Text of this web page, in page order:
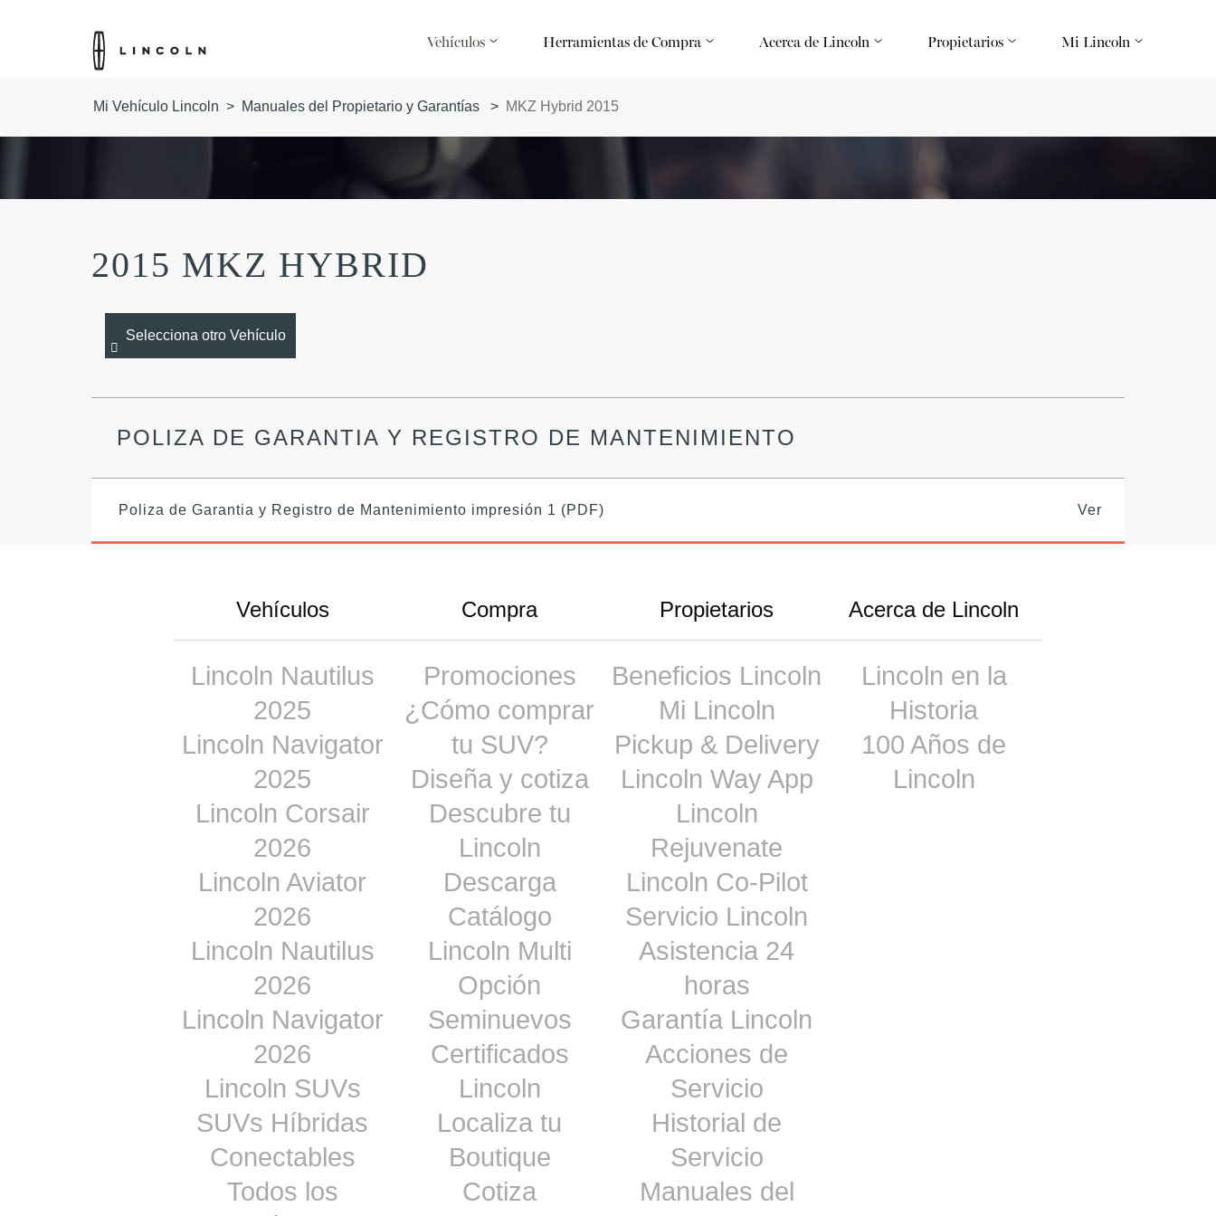
Vehículos Herramientas de Compra Acerca de Lincoln Propietarios Mi Lincoln
Mi Vehículo Lincoln > Manuales del Propietario y Garantías > MKZ Hybrid 2015
2015 MKZ HYBRID
Selecciona otro Vehículo
POLIZA DE GARANTIA Y REGISTRO DE MANTENIMIENTO
Poliza de Garantia y Registro de Mantenimiento impresión 1 (PDF) Ver
Vehículos
Lincoln Nautilus
2025
Lincoln Navigator
2025
Lincoln Corsair
2026
Lincoln Aviator
2026
Lincoln Nautilus
2026
Lincoln Navigator
2026
Lincoln SUVs
SUVs Híbridas
Conectables
Todos los
Compra
Promociones
¿Cómo comprar
tu SUV?
Diseña y cotiza
Descubre tu
Lincoln
Descarga
Catálogo
Lincoln Multi
Opción
Seminuevos
Certificados
Lincoln
Localiza tu
Boutique
Cotiza
Propietarios
Beneficios Lincoln
Mi Lincoln
Pickup & Delivery
Lincoln Way App
Lincoln
Rejuvenate
Lincoln Co-Pilot
Servicio Lincoln
Asistencia 24
horas
Garantía Lincoln
Acciones de
Servicio
Historial de
Servicio
Manuales del
Acerca de Lincoln
Lincoln en la
Historia
100 Años de
Lincoln